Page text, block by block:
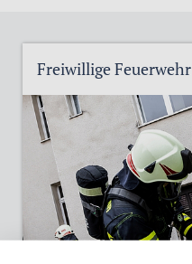
Freiwillige Feuerwehr